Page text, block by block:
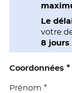
Le
votre
8 jours
Coordonnées *
Prénom *